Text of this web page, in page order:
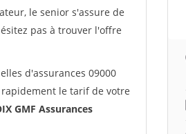
le senior s'assure de
pas à trouver l'offre
d'assurances 09000
rapidement le tarif de votre
GMF Assurances